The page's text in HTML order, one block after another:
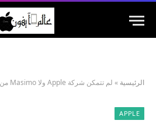
الرئيسية » لم تتمكن شركة Apple ولا Masimo من الاعتراف بالهدف الحقيقي لقضية الـ 250 دولارًا
APPLE